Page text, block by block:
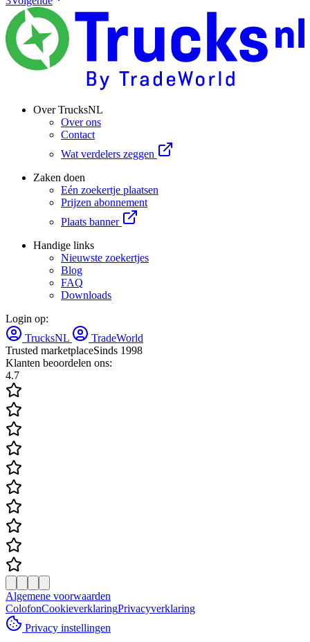
Over TrucksNL
Over ons
Contact
Wat verdelers zeggen
Zaken doen
Eén zoekertje plaatsen
Prijzen abonnement
Plaats banner
Handige links
Nieuwste zoekertjes
Blog
FAQ
Downloads
Login op:
TrucksNL
TradeWorld
Trusted marketplaceSinds 1998
Klanten beoordelen ons:
4.7
Algemene voorwaarden
ColofonCookieverklaringPrivacyverklaring
Privacy instellingen